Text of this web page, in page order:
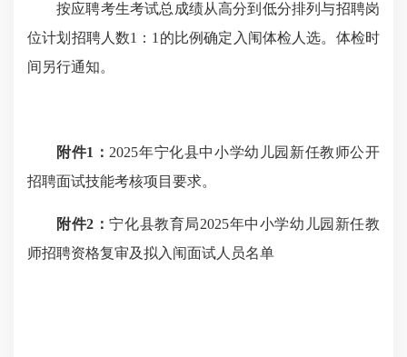
按应聘考生考试总成绩从高分到低分排列与招聘岗
位计划招聘人数1：1的比例确定入闱体检人选。体检时
间另行通知。
附件1： 2025年宁化县中小学幼儿园新任教师公开
招聘面试技能考核项目要求。
附件2：宁化县教育局2025年中小学幼儿园新任教
师招聘资格复审及拟入闱面试人员名单